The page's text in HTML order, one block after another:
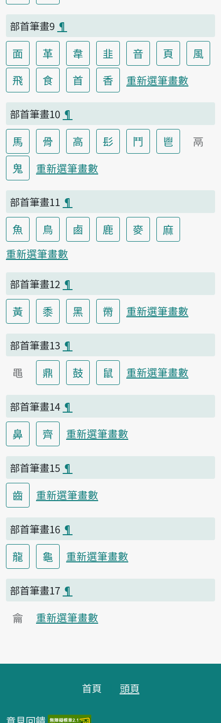
部首筆畫9 ¶
面 革 韋 韭 音 頁
風
飛
食 首 香 重新選筆畫數
部首筆畫10 ¶
馬 骨 高 髟 鬥 鬯
鬲
鬼
重新選筆畫數
部首筆畫11 ¶
魚 鳥 鹵 鹿 麥 麻
重新選筆畫數
部首筆畫12 ¶
黃 黍 黑 黹 重新選筆畫數
部首筆畫13 ¶
黽 鼎 鼓 鼠 重新選筆畫數
部首筆畫14 ¶
鼻 齊 重新選筆畫數
部首筆畫15 ¶
齒 重新選筆畫數
部首筆畫16 ¶
龍 龜 重新選筆畫數
部首筆畫17 ¶
龠 重新選筆畫數
首頁 頭頁